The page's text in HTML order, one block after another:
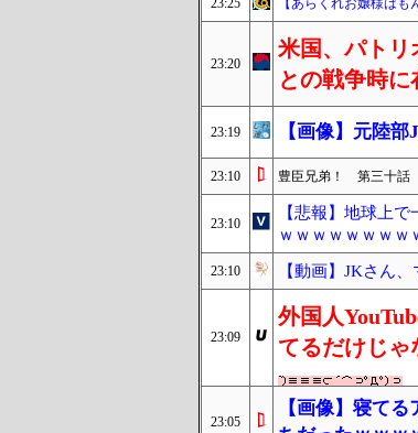
23:25 【あらくれお嬢様は
23:20
米国、パト
との戦争時に
23:19 【画像】元陸
23:10 豊臣兄弟！ 第三十話
23:10
【悲報】地球上
ｗｗｗｗｗｗｗｗ
23:10 【動画】JKさん
23:09
外国人
てるだけじゃ
23:05
【画像】寝て